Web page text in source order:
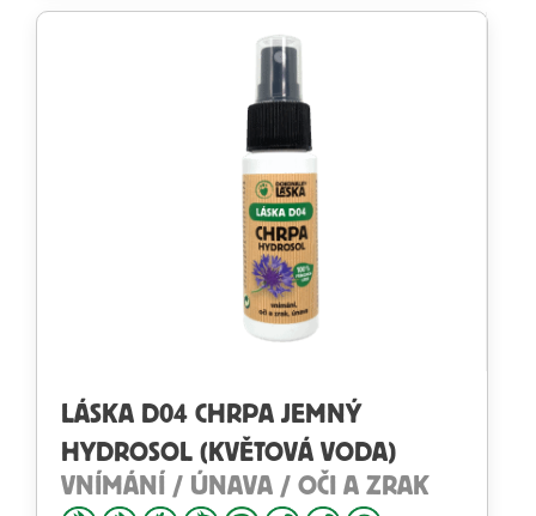
LÁSKA D04 CHRPA JEMNÝ
HYDROSOL (KVĚTOVÁ VODA)
VNÍMÁNÍ / ÚNAVA / OČI A ZRAK